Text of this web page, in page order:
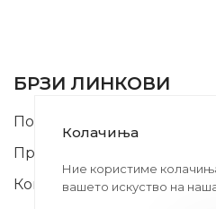
БРЗИ ЛИНКОВИ
Почетна
Производи
Контакт
Колачиња
Ние користиме
вашето искуство на